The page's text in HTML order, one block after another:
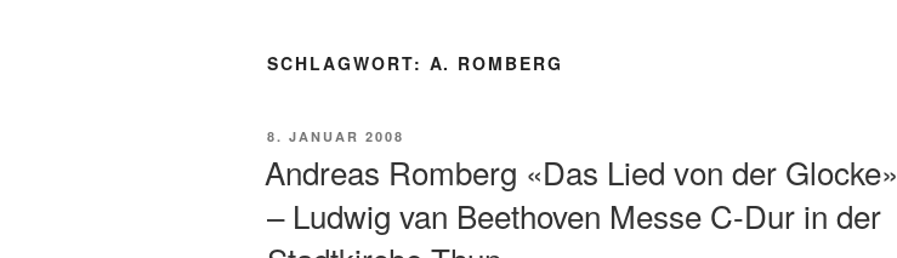
SCHLAGWORT: A. ROMBERG
VERÖFFENTLICHT
8. JANUAR 2008
Andreas Romberg «Das Lied von der Glocke»
– Ludwig van Beethoven Messe C-Dur in der